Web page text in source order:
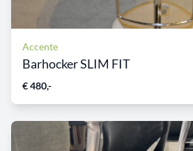
Accente
Barhocker SLIM FIT
€ 480,-